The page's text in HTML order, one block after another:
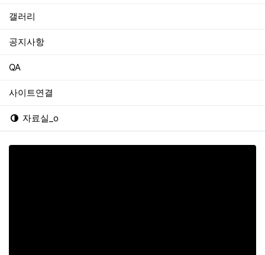
갤러리
공지사항
QA
사이트연결
자료실_o